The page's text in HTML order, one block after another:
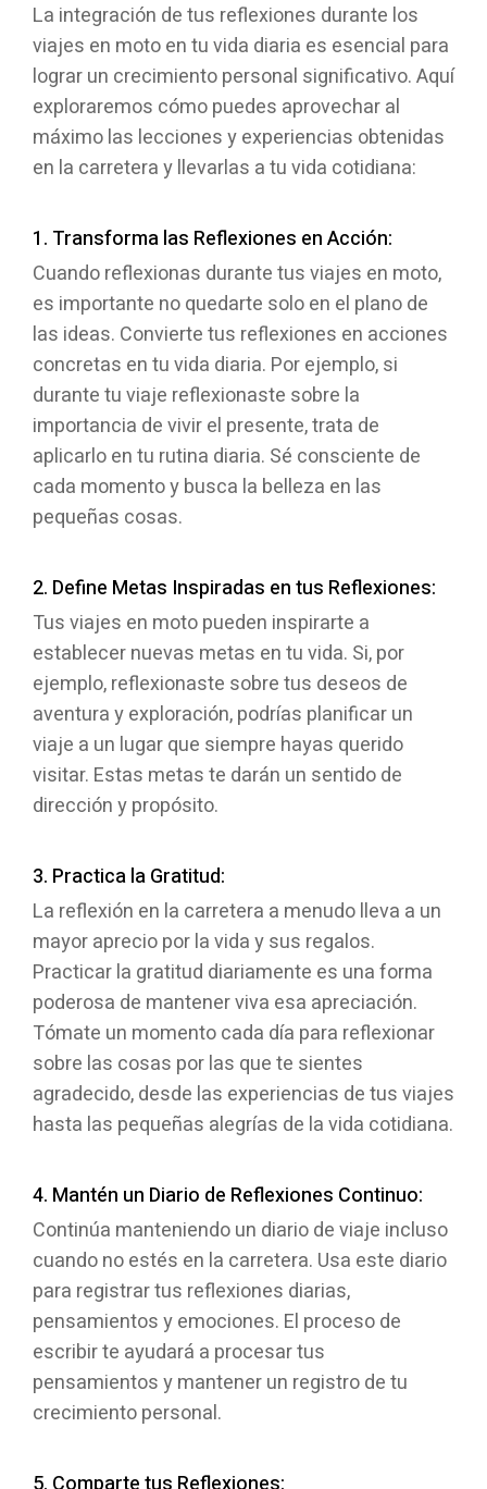
La integración de tus reflexiones durante los
viajes en moto en tu vida diaria es esencial para
lograr un crecimiento personal significativo. Aquí
exploraremos cómo puedes aprovechar al
máximo las lecciones y experiencias obtenidas
en la carretera y llevarlas a tu vida cotidiana:
1. Transforma las Reflexiones en Acción:
Cuando reflexionas durante tus viajes en moto,
es importante no quedarte solo en el plano de
las ideas. Convierte tus reflexiones en acciones
concretas en tu vida diaria. Por ejemplo, si
durante tu viaje reflexionaste sobre la
importancia de vivir el presente, trata de
aplicarlo en tu rutina diaria. Sé consciente de
cada momento y busca la belleza en las
pequeñas cosas.
2. Define Metas Inspiradas en tus Reflexiones:
Tus viajes en moto pueden inspirarte a
establecer nuevas metas en tu vida. Si, por
ejemplo, reflexionaste sobre tus deseos de
aventura y exploración, podrías planificar un
viaje a un lugar que siempre hayas querido
visitar. Estas metas te darán un sentido de
dirección y propósito.
3. Practica la Gratitud:
La reflexión en la carretera a menudo lleva a un
mayor aprecio por la vida y sus regalos.
Practicar la gratitud diariamente es una forma
poderosa de mantener viva esa apreciación.
Tómate un momento cada día para reflexionar
sobre las cosas por las que te sientes
agradecido, desde las experiencias de tus viajes
hasta las pequeñas alegrías de la vida cotidiana.
4. Mantén un Diario de Reflexiones Continuo:
Continúa manteniendo un diario de viaje incluso
cuando no estés en la carretera. Usa este diario
para registrar tus reflexiones diarias,
pensamientos y emociones. El proceso de
escribir te ayudará a procesar tus
pensamientos y mantener un registro de tu
crecimiento personal.